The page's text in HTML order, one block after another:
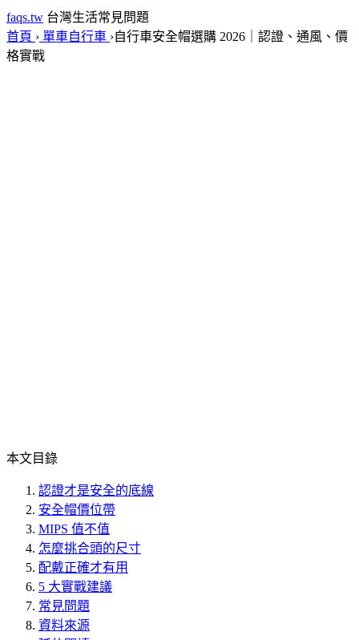
faqs.tw 台灣生活常見問題
首頁 › 單車自行車 ›自行車安全帽選購 2026｜認證、通風、價
格實戰
本文目錄
認證才是安全的底線
安全帽價位帶
MIPS 值不值
怎麼挑合頭的尺寸
配戴正確才有用
5 大實戰建議
常見問題
資料來源